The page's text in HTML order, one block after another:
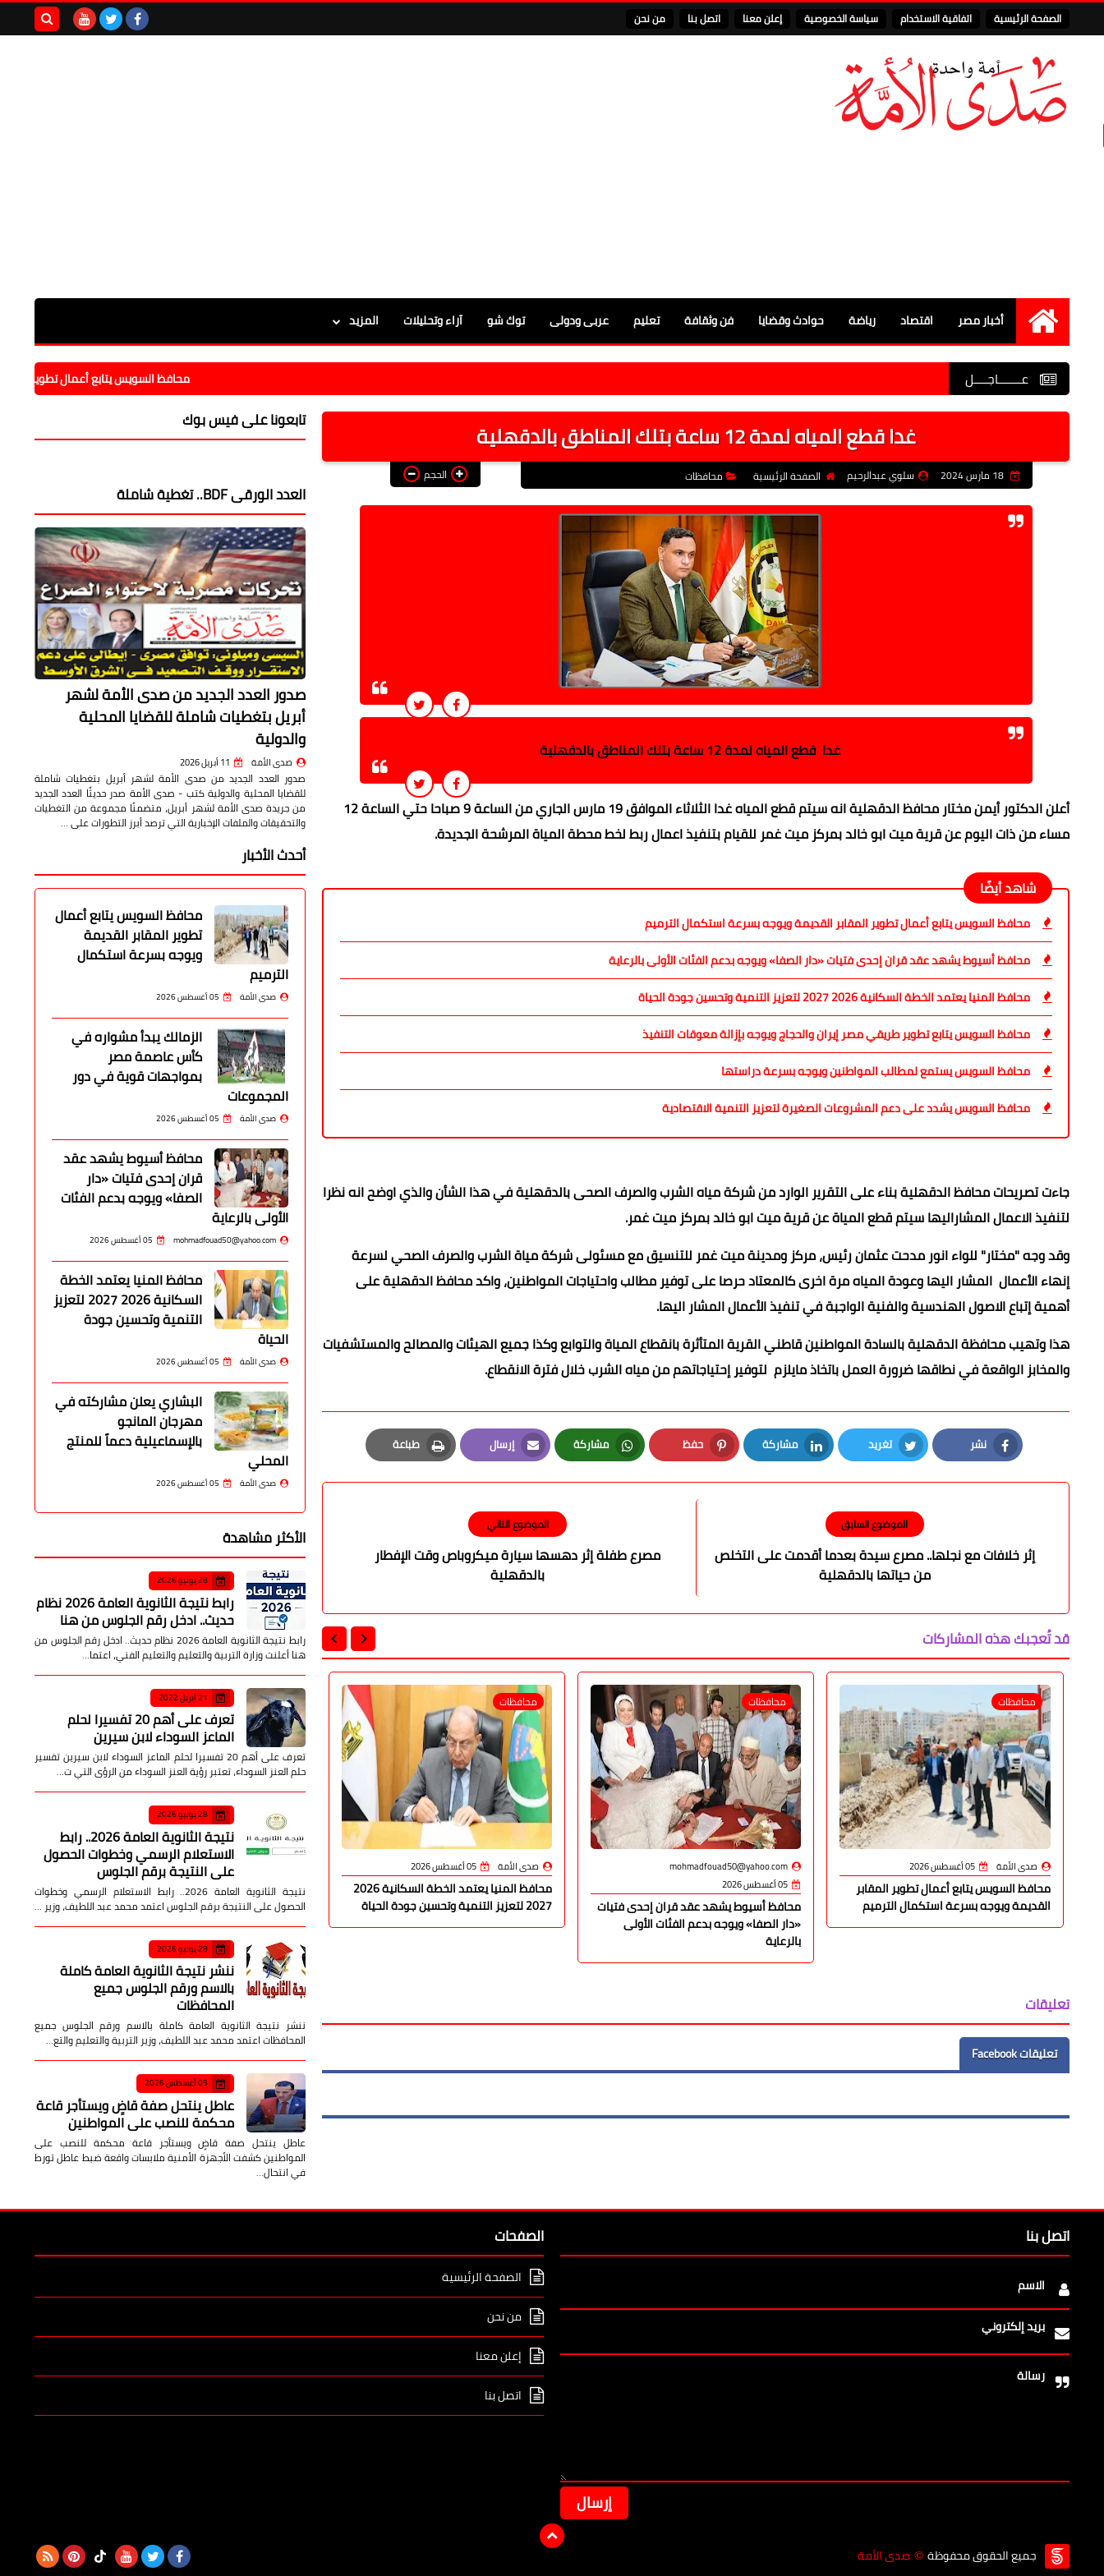
الصفحة الرئيسية اتفاقية الاستخدام سياسة الخصوصية إعلن معنا اتصل بنا من نحن
الرئيسية
أخبار مصر اقتصاد رياضة حوادث وقضايا فن وثقافة تعليم عربى ودولى توك شو آراء وتحليلات المزيد
عـــــــاجــــل محافظ السويس يتابع أعمال تطوير المقابر
غدا قطع المياه لمدة 12 ساعة بتلك المناطق بالدقهلية
18 مارس 2024 سلوي عبدالرحيم الصفحة الرئيسية محافظات الحجم
غدا قطع المياه لمدة 12 ساعة بتلك المناطق بالدقهلية
أعلن الدكتور أيمن مختار محافظ الدقهلية انه سيتم قطع المياه غدا الثلاثاء الموافق 19 مارس الجاري من الساعة 9 صباحا حتي الساعة 12
مساء من ذات اليوم عن قرية ميت ابو خالد بمركز ميت غمر للقيام بتنفيذ اعمال ربط لخط محطة المياة المرشحة الجديدة.
شاهد أيضًا
محافظ السويس يتابع أعمال تطوير المقابر القديمة ويوجه بسرعة استكمال الترميم
محافظ أسيوط يشهد عقد قران إحدى فتيات «دار الصفا» ويوجه بدعم الفئات الأولى بالرعاية
محافظ المنيا يعتمد الخطة السكانية 2026 2027 لتعزيز التنمية وتحسين جودة الحياة
محافظ السويس يتابع تطوير طريقي مصر إيران والحجاج ويوجه بإزالة معوقات التنفيذ
محافظ السويس يستمع لمطالب المواطنين ويوجه بسرعة دراستها
محافظ السويس يشدد على دعم المشروعات الصغيرة لتعزيز التنمية الاقتصادية
جاءت تصريحات محافظ الدقهلية بناء على التقرير الوارد من شركة مياه الشرب والصرف الصحى بالدقهلية في هذا الشأن والذي اوضح انه نظرا
لتنفيذ الاعمال المشاراليها سيتم قطع المياة عن قرية ميت ابو خالد بمركز ميت غمر.
وقد وجه "مختار" للواء انور مدحت عثمان رئيس، مركز ومدينة ميت غمر للتنسيق مع مسئولى شركة مياة الشرب والصرف الصحي لسرعة
إنهاء الأعمال المشار اليها وعودة المياه مرة اخرى كالمعتاد حرصا على توفير مطالب واحتياجات المواطنين، واكد محافظ الدقهلية على
أهمية إتباع الاصول الهندسية والفنية الواجبة في تنفيذ الأعمال المشار اليها.
هذا وتهيب محافظة الدقهلية بالسادة المواطنين قاطني القرية المتأثرة بانقطاع المياة والتوابع وكذا جميع الهيئات والمصالح والمستشفيات
والمخابز الواقعة في نطاقها ضرورة العمل باتخاذ مايلزم لتوفير إحتياجاتهم من مياه الشرب خلال فترة الانقطاع.
نشر
Facebook
تغريد
Twitter
مشاركة
LinkedIn
حفظ
Pinterest
مشاركة
Whatsapp
إرسال
Email
طباعة
Print
الموضوع التالي
مصرع طفلة إثر دهسها سيارة ميكروباص وقت الإفطار
بالدقهلية
الموضوع السابق
إثر خلافات مع نجلها.. مصرع سيدة بعدما أقدمت على التخلص
من حياتها بالدقهلية
قد تُعجبك هذه المشاركات
محافظات
صدى الأمة 05 أغسطس 2026
محافظ السويس يتابع أعمال تطوير المقابر
القديمة ويوجه بسرعة استكمال الترميم
محافظات
mohmadfouad50@yahoo.com
05 أغسطس 2026
محافظ أسيوط يشهد عقد قران إحدى فتيات
«دار الصفا» ويوجه بدعم الفئات الأولى
بالرعاية
محافظات
صدى الأمة 05 أغسطس 2026
محافظ المنيا يعتمد الخطة السكانية 2026
2027 لتعزيز التنمية وتحسين جودة الحياة
محافظات
05 أغسطس 2026
محافظ السويس يتابع تطوير طريقي مصر
إيران والحجاج ويوجه بإزالة معوقات التنفيذ
محافظ
ويوجه
تعليقات
تعليقات Facebook
تابعونا على فيس بوك
العدد الورقى BDF.. تغطية شاملة
صدور العدد الجديد من صدى الأمة لشهر
أبريل بتغطيات شاملة للقضايا المحلية
والدولية
صدى الأمة 11 أبريل 2026
صدور العدد الجديد من صدى الأمة لشهر أبريل بتغطيات شاملة
للقضايا المحلية والدولية كتب - صدى الأمة صدر حديثًا العدد الجديد
من جريدة صدى الأمة لشهر أبريل، متضمنًا مجموعة من التغطيات
والتحقيقات والملفات الإخبارية التي ترصد أبرز التطورات على …
أحدث الأخبار
محافظ السويس يتابع أعمال
تطوير المقابر القديمة
ويوجه بسرعة استكمال
الترميم
صدى الأمة 05 أغسطس 2026
الزمالك يبدأ مشواره في
كأس عاصمة مصر
بمواجهات قوية في دور
المجموعات
صدى الأمة 05 أغسطس 2026
محافظ أسيوط يشهد عقد
قران إحدى فتيات «دار
الصفا» ويوجه بدعم الفئات
الأولى بالرعاية
mohmadfouad50@yahoo.com 05 أغسطس 2026
محافظ المنيا يعتمد الخطة
السكانية 2026 2027 لتعزيز
التنمية وتحسين جودة
الحياة
صدى الأمة 05 أغسطس 2026
البشاري يعلن مشاركته في
مهرجان المانجو
بالإسماعيلية دعماً للمنتج
المحلي
صدى الأمة 05 أغسطس 2026
الأكثر مشاهدة
28 يوليو 2026
رابط نتيجة الثانوية العامة 2026 نظام
حديث.. ادخل رقم الجلوس من هنا
رابط نتيجة الثانوية العامة 2026 نظام حديث.. ادخل رقم الجلوس من
هنا أعلنت وزارة التربية والتعليم والتعليم الفني، اعتما…
21 أبريل 2022
تعرف على أهم 20 تفسيرا لحلم
الماعز السوداء لابن سيرين
تعرف على أهم 20 تفسيرا لحلم الماعز السوداء لابن سيرين تفسير
حلم العنز السوداء، تعتبر رؤية العنز السوداء من الرؤى التي ت…
28 يوليو 2026
نتيجة الثانوية العامة 2026.. رابط
الاستعلام الرسمي وخطوات الحصول
على النتيجة برقم الجلوس
نتيجة الثانوية العامة 2026.. رابط الاستعلام الرسمي وخطوات
الحصول على النتيجة برقم الجلوس اعتمد محمد عبد اللطيف، وزير …
28 يوليو 2026
ننشر نتيجة الثانوية العامة كاملة
بالاسم ورقم الجلوس جميع
المحافظات
ننشر نتيجة الثانوية العامة كاملة بالاسم ورقم الجلوس جميع
المحافظات اعتمد محمد عبد اللطيف، وزير التربية والتعليم والتع…
03 أغسطس 2026
عاطل ينتحل صفة قاضٍ ويستأجر قاعة
محكمة للنصب على المواطنين
عاطل ينتحل صفة قاضٍ ويستأجر قاعة محكمة للنصب على
المواطنين كشفت الأجهزة الأمنية ملابسات واقعة ضبط عاطل تورط
في انتحال…
اتصل بنا
الاسم
بريد إلكتروني
رسالة
الصفحات
الصفحة الرئيسية
من نحن
إعلن معنا
اتصل بنا
جميع الحقوق محفوظة © صدى الأمة